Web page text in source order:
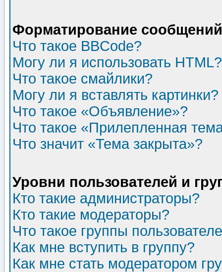
Форматирование
Что такое BBCode?
Могу ли я использовать HTML?
Что такое смайлики?
Могу ли я вставлять картинки?
Что такое «Объявление»?
Что такое «Прилепленная
Что значит «Тема закрыта»?
Уровни пользователей и
Кто такие администраторы?
Кто такие модераторы?
Что такое группы
Как мне вступить в группу?
Как мне стать модератором